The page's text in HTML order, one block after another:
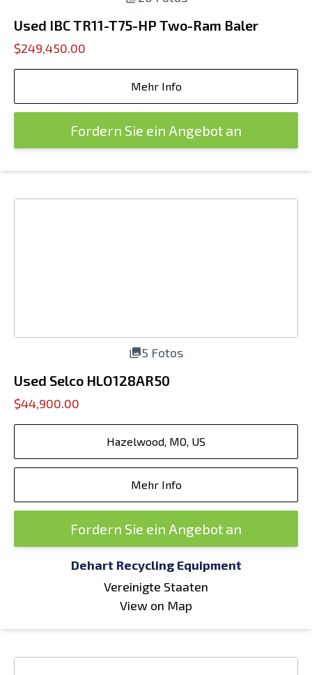
Used IBC TR11-T75-HP Two-Ram Baler
$249,450.00
Mehr Info
Fordern Sie ein Angebot an
5 Fotos
Used Selco HLO128AR50
$44,900.00
Hazelwood, MO, US
Mehr Info
Fordern Sie ein Angebot an
Dehart Recycling Equipment
Vereinigte Staaten
View on Map